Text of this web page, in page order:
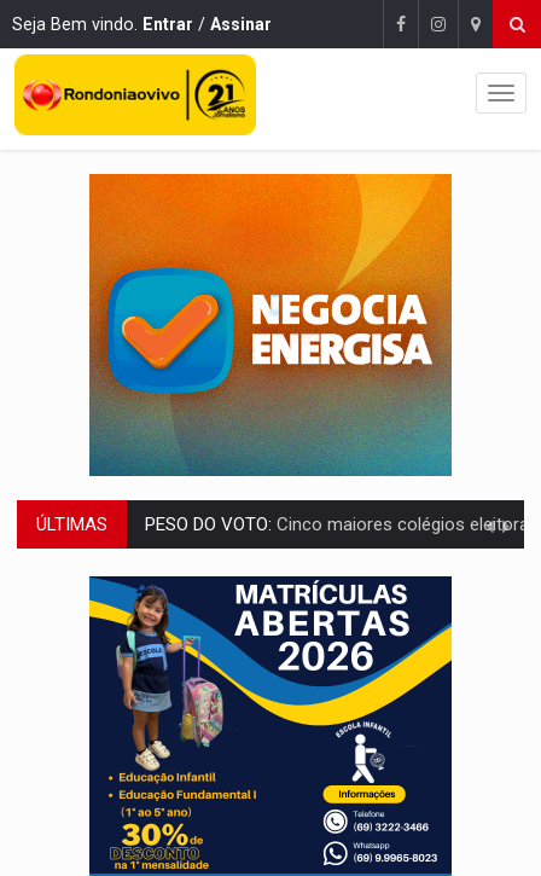
Seja Bem vindo. Entrar / Assinar
ÚLTIMAS COLUNA SEMANAL:Largada foi dada e candidatos ao Governo de RO partem
SOB SUSPEITA:Entrega de 286 máquinas em Rondônia coincide com
ARTIGO: Reter até 50% no distrato imobiliário é legal, mas não pode
DO HOSPITAL AO CAMPO:Veja as mais de 200 ações de Marcos
EXPANSÃO: Grupo Nova Era amplia presença em PVH e transforma Aramix
ROTA GLOBAL: PCC amplia presença internacional e transforma Brasil em
CONEXÃO RONDONIAOVIVO:Museólogo Antônio Ocampo conduz a história de
EXTENSÃO DE DANOS:Ferroviários pedem ao Iphan recuperação de área